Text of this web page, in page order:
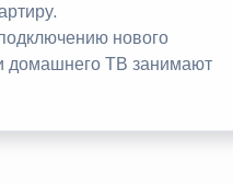
нового
домашнего ТВ занимают